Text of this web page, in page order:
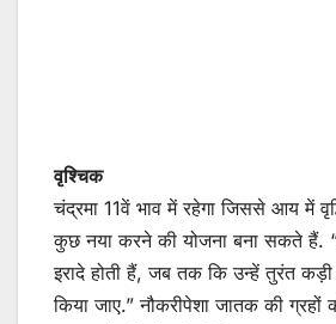
वृश्चिक
चंद्रमा 11वें भाव में रहेगा जिससे आय में
कुछ नया करने की योजना बना सकते हैं.
इरादे होती हैं, जब तक कि उन्हें तुरंत कड़ी
किया जाए.” नौकरीपेशा जातक की ग्रहों